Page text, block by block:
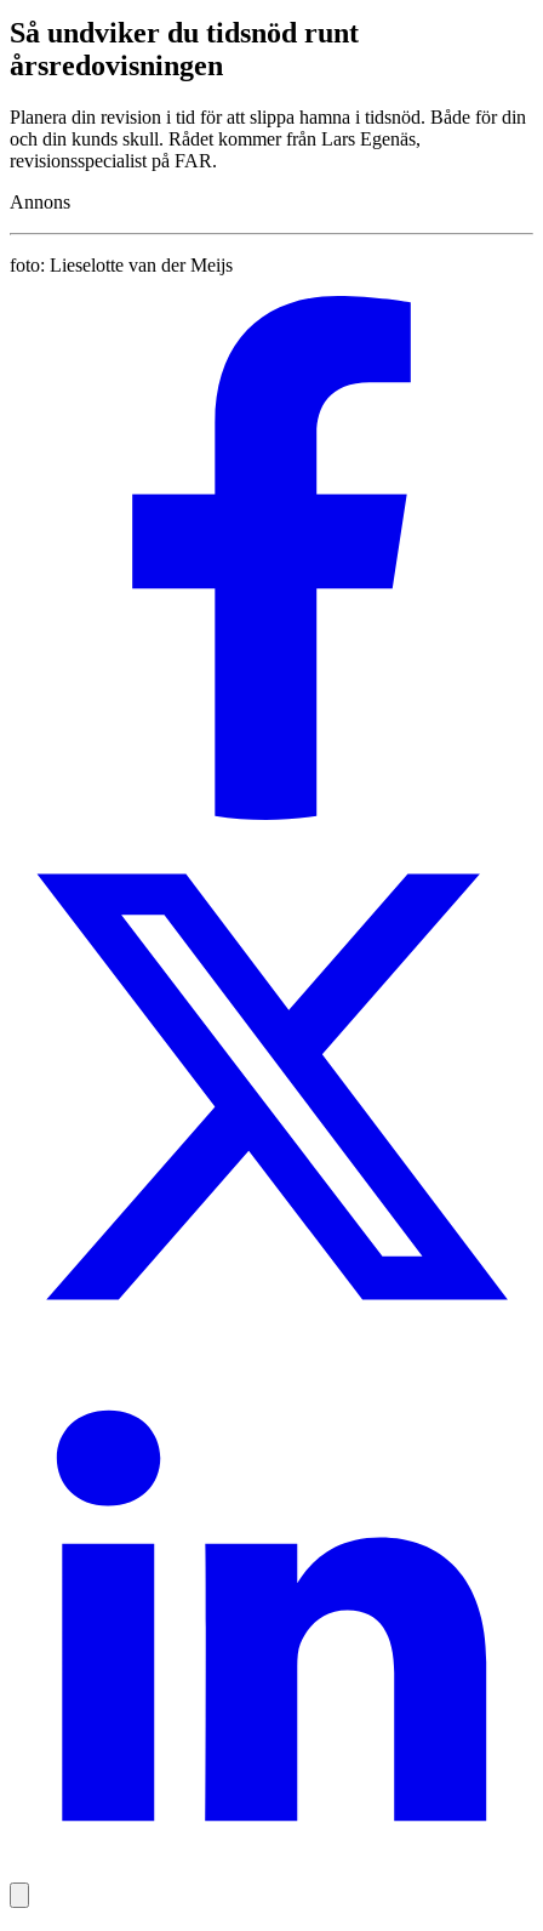
Så undviker du tidsnöd runt
årsredovisningen
Planera din revision i tid för att slippa hamna i tidsnöd. Både för din
och din kunds skull. Rådet kommer från Lars Egenäs,
revisionsspecialist på FAR.
Annons
foto: Lieselotte van der Meijs